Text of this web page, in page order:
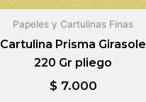
Papeles y Cartulinas Finas
Cartulina Prisma Girasole
220 Gr pliego
$7.000